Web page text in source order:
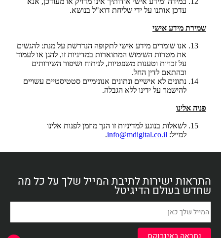
עדכן אותנו על ידי שליחת דוא"ל בנושא.
שמירת מידע אישי
אנו שומרים מידע אישי לתקופה הנדרשת על מנת: להגשים
את מטרות השימוש המתוארות במדיניות זו, להגן או לעמוד
על זכויות וטענות משפטיות, לניתוח ושיפור השירותים
ובהתאם לדין החל.
נתונים לא אישיים ונתונים אנונימיים סטטיסטיים עשויים
להישמר על ידינו ללא הגבלה.
פניה אלינו
לשאלות בנוגע למדיניות זו הנך מוזמן לפנות אלינו
למייל: info@mdigital.co.il
.
התראות ישירות לתיבת המייל שלך על כל מה
שחדש בעולם הדיגיטל